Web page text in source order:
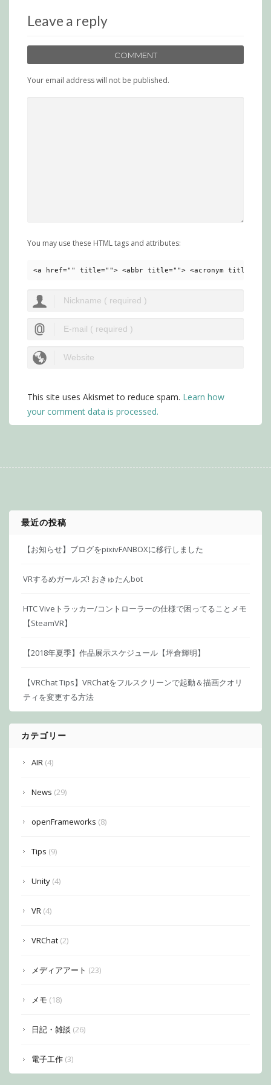
Leave a reply
COMMENT
Your email address will not be published.
You may use these HTML tags and attributes:
<a href="" title=""> <abbr title=""> <acronym title="">
This site uses Akismet to reduce spam. Learn how
your comment data is processed.
最近の投稿
【お知らせ】ブログをpixivFANBOXに移行しました
VRするめガールズ! おきゅたんbot
HTC Viveトラッカー/コントローラーの仕様で困ってることメモ
【SteamVR】
【2018年夏季】作品展示スケジュール【坪倉輝明】
【VRChat Tips】VRChatをフルスクリーンで起動＆描画クオリ
ティを変更する方法
カテゴリー
AIR (4)
News (29)
openFrameworks (8)
Tips (9)
Unity (4)
VR (4)
VRChat (2)
メディアアート (23)
メモ (18)
日記・雑談 (26)
電子工作 (3)